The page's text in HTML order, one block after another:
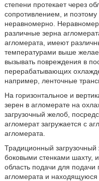
степени протекает через
сопротивлением, и
неравномерно.
различные зерна
агломерата, имеют
температурами выше
вызывать повреждения в
перерабатывающих
например, ленточные
На горизонтальное и
зерен в агломерате на
загрузочный желоб,
агломерат загружается с
агломерата.
Традиционный
боковыми стенками
область подачи для
агломерата и находящуюся